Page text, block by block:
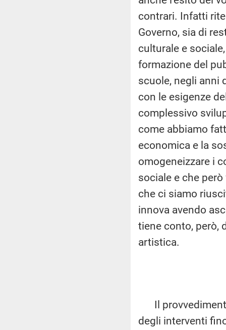
contrari. Infatti
Governo, sia di
culturale e
formazione del
scuole, negli anni
con le esigenze
complessivo
come abbiamo
economica e la
omogeneizzare i
sociale e che
che ci siamo
innova avendo
tiene conto, però,
artistica.
Il
degli interventi